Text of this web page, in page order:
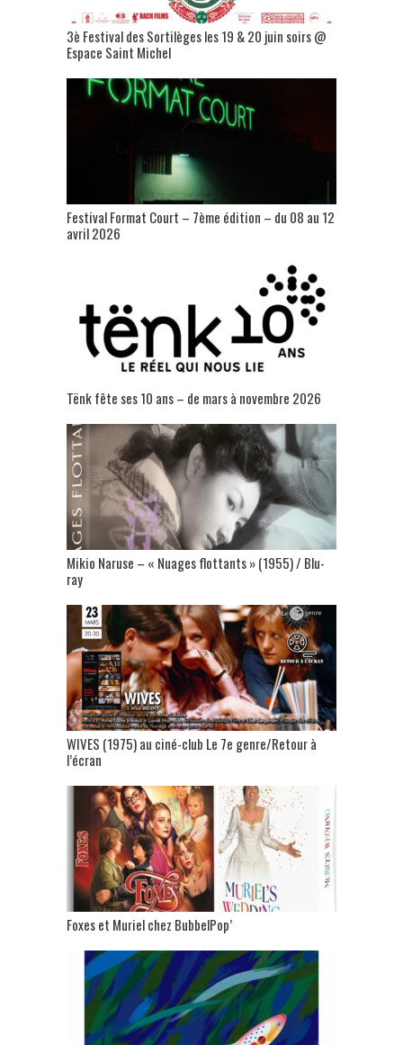
3è Festival des Sortilèges les 19 & 20 juin soirs @
Espace Saint Michel
Festival Format Court – 7ème édition – du 08 au 12
avril 2026
Tënk fête ses 10 ans – de mars à novembre 2026
Mikio Naruse – « Nuages flottants » (1955) / Blu-
ray
WIVES (1975) au ciné-club Le 7e genre/Retour à
l’écran
Foxes et Muriel chez BubbelPop’